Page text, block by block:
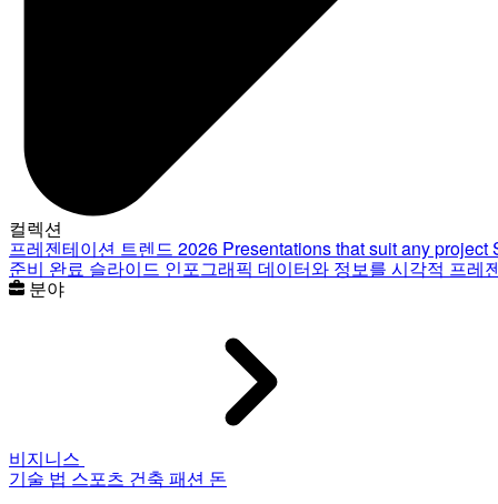
컬렉션
프레젠테이션 트렌드 2026 Presentations that suit any project
준비 완료 슬라이드 인포그래픽 데이터와 정보를 시각적 프레
분야
비지니스
기술 법 스포츠 건축 패션 돈